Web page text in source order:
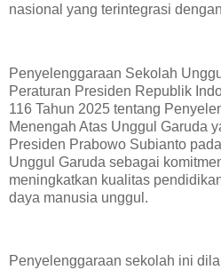
nasional yang terintegrasi
Penyelenggaraan Sekolah
Peraturan Presiden Republik
116 Tahun 2025 tentang
Menengah Atas Unggul Garuda
Presiden Prabowo Subianto
Unggul Garuda sebagai
meningkatkan kualitas
daya manusia unggul.
Penyelenggaraan sekolah ini